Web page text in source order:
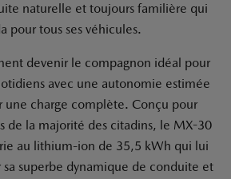
naturelle et toujours familière qui
pour tous ses véhicules.
devenir le compagnon idéal pour
avec une autonomie estimée
une charge complète. Conçu pour
de la majorité des citadins, le MX-30
au lithium-ion de 35,5 kWh qui lui
superbe dynamique de conduite et